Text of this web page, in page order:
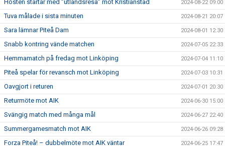
Hösten startar med ”utlandsresa” mot Kristianstad 2024-08-22 09:00
Tuva målade i sista minuten 2024-08-21 20:07
Sara lämnar Piteå Dam 2024-08-01 12:30
Snabb kontring vände matchen 2024-07-05 22:33
Hemmamatch på fredag mot Linköping 2024-07-04 11:10
Piteå spelar för revansch mot Linköping 2024-07-03 10:31
Oavgjort i returen 2024-07-01 20:30
Returmöte mot AIK 2024-06-30 15:00
Svängig match med många mål 2024-06-27 22:40
Summergamesmatch mot AIK 2024-06-26 09:28
Forza Piteå! – dubbelmöte mot AIK väntar 2024-06-25 17:47